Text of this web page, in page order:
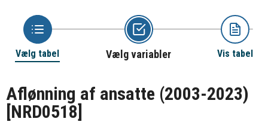
Vælg tabel Vælg variabler Vis tabel
Aflønning af ansatte (2003-2023)
[NRD0518]